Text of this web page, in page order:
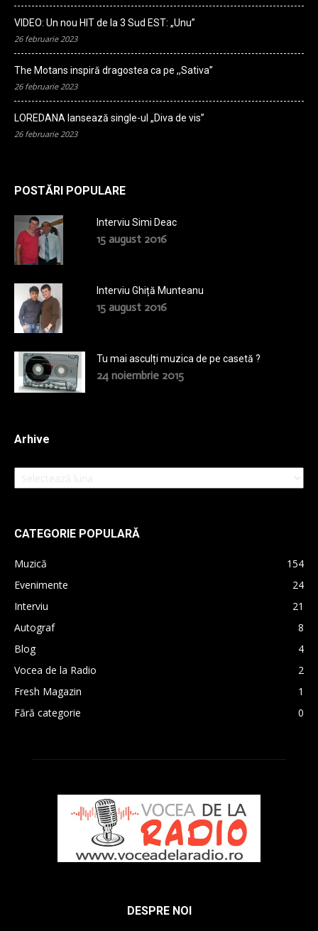
VIDEO: Un nou HIT de la 3 Sud EST: „Unu”
26 februarie 2023
The Motans inspiră dragostea ca pe ,,Sativa”
26 februarie 2023
LOREDANA lansează single-ul „Diva de vis”
26 februarie 2023
POSTĂRI POPULARE
Interviu Simi Deac
15 august 2016
Interviu Ghiță Munteanu
15 august 2016
Tu mai asculți muzica de pe casetă ?
24 noiembrie 2015
Arhive
Arhive
CATEGORIE POPULARĂ
Muzică
154
Evenimente
24
Interviu
21
Autograf
8
Blog
4
Vocea de la Radio
2
Fresh Magazin
1
Fără categorie
0
DESPRE NOI